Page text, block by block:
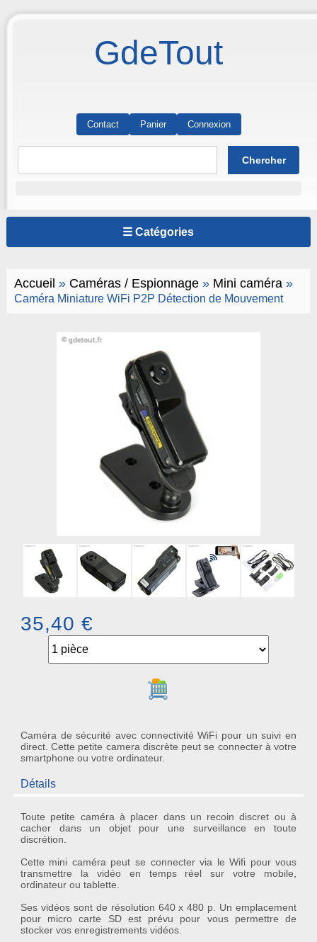
GdeTout
Contact Panier Connexion
☰ Catégories
Accueil » Caméras / Espionnage» Mini caméra»
Caméra Miniature WiFi P2P Détection de Mouvement
35,40 €
Ajouter au panier
Caméra de sécurité avec connectivité WiFi pour un suivi en
direct. Cette petite camera discrète peut se connecter à votre
smartphone ou votre ordinateur.
Détails
Toute petite caméra à placer dans un recoin discret ou à
cacher dans un objet pour une surveillance en toute
discrétion.
Cette mini caméra peut se connecter via leWifi pour vous
transmettre la vidéo en temps réel sur votre mobile,
ordinateur ou tablette
Ses vidéos sont de résolution 640 x 480 p . Un emplacement
pourmicro carte SDest prévu pour vous permettre de
stocker vos enregistrements vidéos.